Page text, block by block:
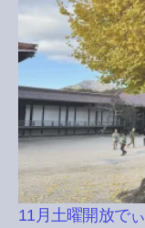
11月土曜開放でぃ